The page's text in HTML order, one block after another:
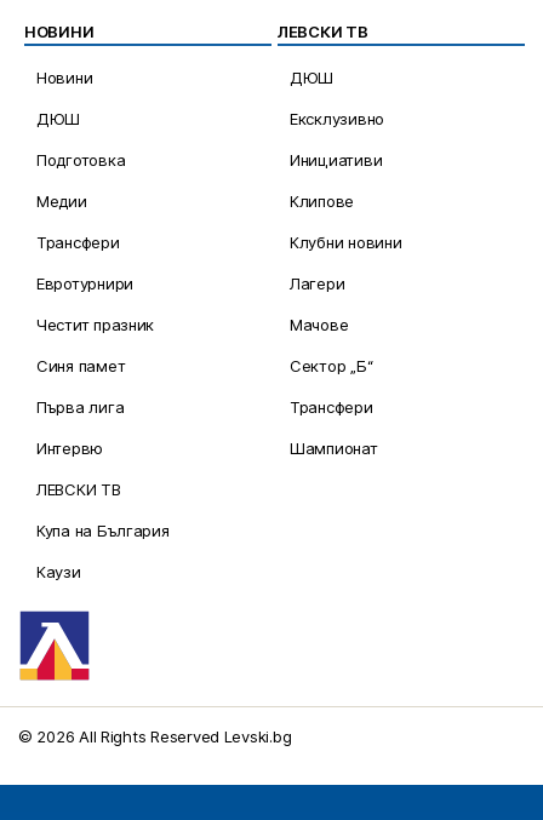
НОВИНИ
Новини
ДЮШ
Подготовка
Медии
Трансфери
Евротурнири
Честит празник
Синя памет
Първа лига
Интервю
ЛЕВСКИ ТВ
Купа на България
Каузи
ЛЕВСКИ ТВ
ДЮШ
Ексклузивно
Инициативи
Клипове
Клубни новини
Лагери
Мачове
Сектор „Б“
Трансфери
Шампионат
© 2026 All Rights Reserved Levski.bg